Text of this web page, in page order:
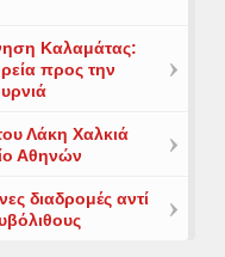
Καλαμάτας:
προς την
Λάκη Χαλκιά
Αθηνών
διαδρομές αντί